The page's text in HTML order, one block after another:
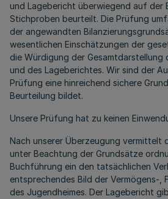
und Lagebericht überwiegend auf der
Stichproben beurteilt. Die Prüfung
der angewandten
wesentlichen Einschätzungen der
die Würdigung der Gesamtdarstellung
und des Lageberichtes. Wir sind der
Prüfung eine hinreichend sichere
Beurteilung bildet.
Unsere Prüfung hat zu keinen
Nach unserer Überzeugung vermittelt
unter Beachtung der Grundsätze
Buchführung ein den tatsächlichen
entsprechendes Bild der Vermögens-,
des Jugendheimes. Der Lagebericht